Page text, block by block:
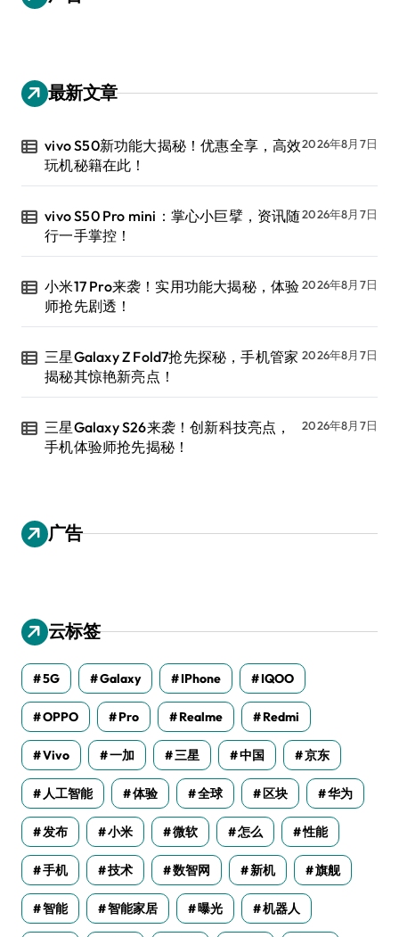
最新文章
vivo S50新功能大揭秘！优惠全享，高效
玩机秘籍在此！
2026年8月7日
vivo S50 Pro mini：掌心小巨擘，资讯随
行一手掌控！
2026年8月7日
小米17 Pro来袭！实用功能大揭秘，体验
师抢先剧透！
2026年8月7日
三星Galaxy Z Fold7抢先探秘，手机管家
揭秘其惊艳新亮点！
2026年8月7日
三星Galaxy S26来袭！创新科技亮点，
手机体验师抢先揭秘！
2026年8月7日
广告
云标签
5G Galaxy IPhone IQOO
OPPO Pro Realme Redmi
Vivo 一加 三星 中国 京东
人工智能 体验 全球 区块 华为
发布 小米 微软 怎么 性能
手机 技术 数智网 新机 旗舰
智能 智能家居 曝光 机器人